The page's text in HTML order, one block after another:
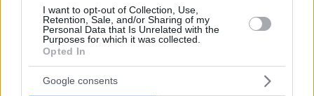
I want to opt-out of Collection, Use,
Retention, Sale, and/or Sharing of my
Personal Data that Is Unrelated with the
Purposes for which it was collected.
Opted In
Google consents
απλώς η Σκοτία θα φύγει γρηγορότερα.
ΑΠΑΝΤΗΣΗ
Ναι ρε,
υποτιμητικά και πατροναριστικά μιλάει, και όχι